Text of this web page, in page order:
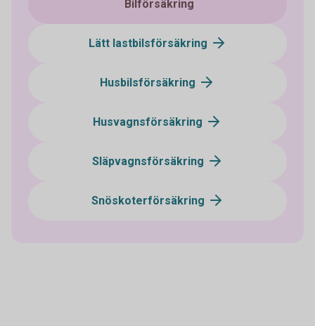
Bilförsäkring
Lätt lastbilsförsäkring
Husbilsförsäkring
Husvagnsförsäkring
Släpvagnsförsäkring
Snöskoterförsäkring